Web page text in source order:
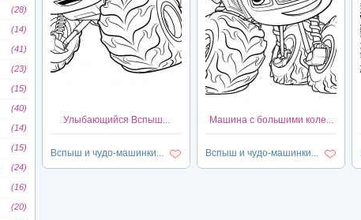
(28)
(14)
(41)
(23)
(15)
(40)
(14)
(15)
(24)
(16)
(20)
Улыбающийся Вспыш...
Вспыш и чудо-машинки...
Машина с большими коле...
Вспыш и чудо-машинки...